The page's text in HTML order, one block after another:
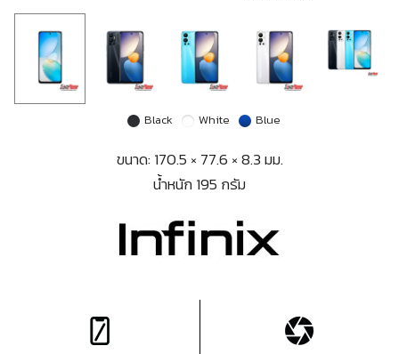
Black White Blue
ขนาด: 170.5 × 77.6 × 8.3 มม.
น้ำหนัก 195 กรัม